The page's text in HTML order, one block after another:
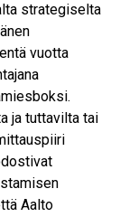
strategiselta
vuotta
ja tuttavilta tai
Aalto